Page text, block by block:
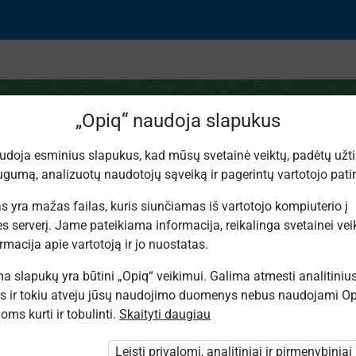
sudėtis ir
Jūs nesate prisijungęs prie „Opiq“.
„Opiq“ naudoja slapukus
esminius slapukus, kad mūsų svetainė veiktų, padėtų
analizuotų naudotojų sąveiką ir pagerintų vartotojo
yra mažas failas, kuris siunčiamas iš vartotojo kompiuterio į
serverį. Jame pateikiama informacija, reikalinga svetainei
apie vartotoją ir jo nuostatas.
slapukų yra būtini „Opiq“ veikimui. Galima atmesti
ir tokiu atveju jūsų naudojimo duomenys nebus naudojami
kurti ir tobulinti. Skaityti daugiau
Leisti privalomi, analitiniai ir pirmenybiniai